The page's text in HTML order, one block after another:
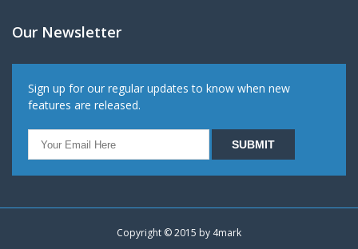
Our Newsletter
Sign up for our regular updates to know when new
features are released.
Copyright © 2015 by 4mark